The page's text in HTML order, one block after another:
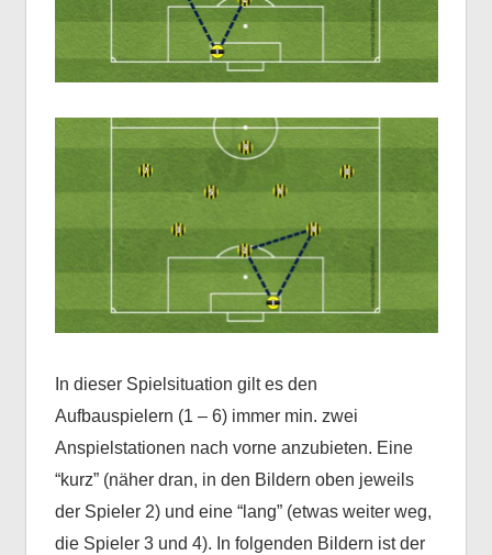
In dieser Spielsituation gilt es den
Aufbauspielern (1 – 6) immer min. zwei
Anspielstationen nach vorne anzubieten. Eine
“kurz” (näher dran, in den Bildern oben jeweils
der Spieler 2) und eine “lang” (etwas weiter weg,
die Spieler 3 und 4). In folgenden Bildern ist der